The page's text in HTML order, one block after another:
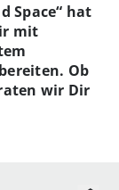
Space“ hat
mit
Ob
wir Dir